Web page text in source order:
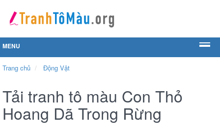
MENU
Trang chủ Động Vật
Tải tranh tô màu Con Thỏ
Hoang Dã Trong Rừng